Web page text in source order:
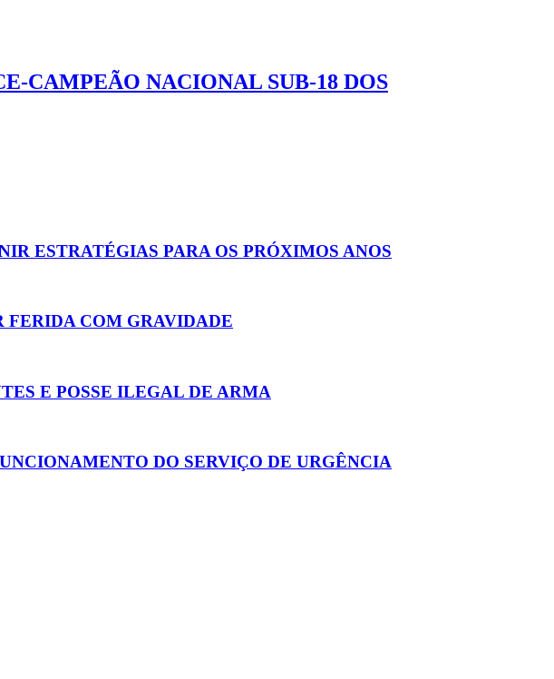
CAMPEÃO NACIONAL SUB-18 DOS
ESTRATÉGIAS PARA OS PRÓXIMOS ANOS
FERIDA COM GRAVIDADE
E POSSE ILEGAL DE ARMA
DO SERVIÇO DE URGÊNCIA